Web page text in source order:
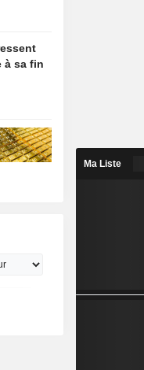
à sa fin
Ma Liste